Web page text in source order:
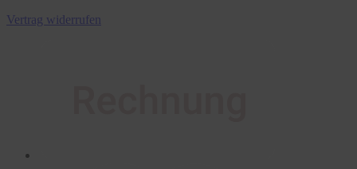
Vertrag widerrufen